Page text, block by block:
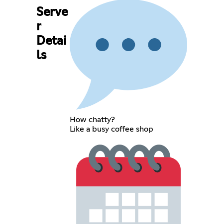
Serve
r
Detai
ls
How chatty?
Like a busy coffee shop